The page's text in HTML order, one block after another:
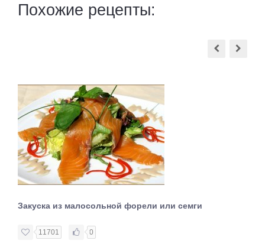
Похожие рецепты:
Закуска из малосольной форели или семги
11701 0